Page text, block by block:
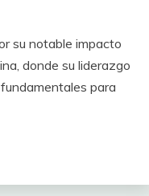
su notable impacto
donde su liderazgo
para